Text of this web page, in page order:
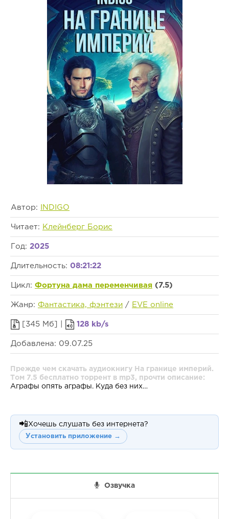
Автор: INDIGO
Читает: Клейнберг Борис
Год: 2025
Длительность: 08:21:22
Цикл: Фортуна дама переменчивая (7.5)
Жанр: Фантастика, фэнтези / EVE online
[345 Мб] | 128 kb/s
Добавлена: 09.07.25
Прежде чем скачать аудиокнигу На границе империй.
Том 7.5 бесплатно торрент в mp3, прочти описание:
Аграфы опять аграфы. Куда без них…
📲 Хочешь слушать без интернета?
Установить приложение →
Озвучка